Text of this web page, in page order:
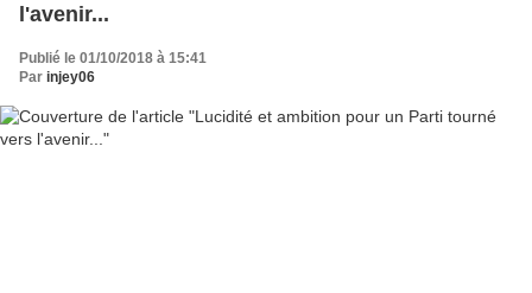
l'avenir...
Publié le 01/10/2018 à 15:41
Par injey06